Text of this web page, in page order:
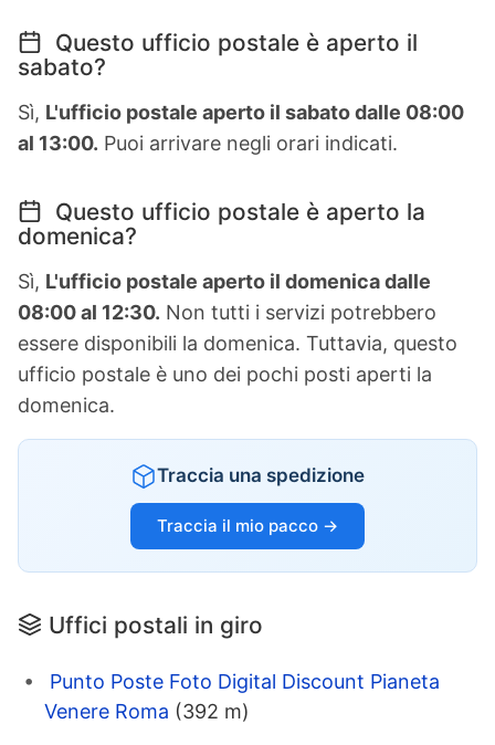
Questo ufficio postale è aperto il
sabato?
Sì, L'ufficio postale aperto il sabato dalle 08:00
al 13:00. Puoi arrivare negli orari indicati.
Questo ufficio postale è aperto la
domenica?
Sì, L'ufficio postale aperto il domenica dalle
08:00 al 12:30. Non tutti i servizi potrebbero
essere disponibili la domenica. Tuttavia, questo
ufficio postale è uno dei pochi posti aperti la
domenica.
Traccia una spedizione
Traccia il mio pacco →
Uffici postali in giro
Punto Poste Foto Digital Discount Pianeta
Venere Roma (392 m)